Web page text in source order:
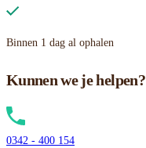
Binnen 1 dag al ophalen
Kunnen we je helpen?
0342 - 400 154